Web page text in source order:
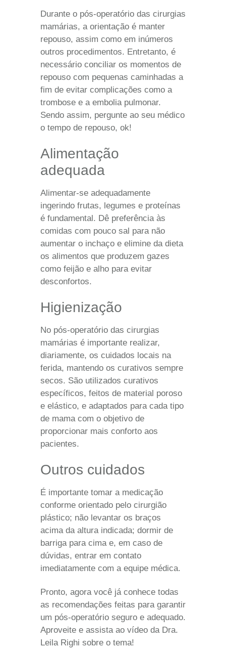
Durante o pós-operatório das cirurgias
mamárias, a orientação é manter
repouso, assim como em inúmeros
outros procedimentos. Entretanto, é
necessário conciliar os momentos de
repouso com pequenas caminhadas a
fim de evitar complicações como a
trombose e a embolia pulmonar.
Sendo assim, pergunte ao seu médico
o tempo de repouso, ok!
Alimentação
adequada
Alimentar-se adequadamente
ingerindo frutas, legumes e proteínas
é fundamental. Dê preferência às
comidas com pouco sal para não
aumentar o inchaço e elimine da dieta
os alimentos que produzem gazes
como feijão e alho para evitar
desconfortos.
Higienização
No pós-operatório das cirurgias
mamárias é importante realizar,
diariamente, os cuidados locais na
ferida, mantendo os curativos sempre
secos. São utilizados curativos
específicos, feitos de material poroso
e elástico, e adaptados para cada tipo
de mama com o objetivo de
proporcionar mais conforto aos
pacientes.
Outros cuidados
É importante tomar a medicação
conforme orientado pelo cirurgião
plástico; não levantar os braços
acima da altura indicada; dormir de
barriga para cima e, em caso de
dúvidas, entrar em contato
imediatamente com a equipe médica.
Pronto, agora você já conhece todas
as recomendações feitas para garantir
um pós-operatório seguro e adequado.
Aproveite e assista ao vídeo da Dra.
Leila Righi sobre o tema!